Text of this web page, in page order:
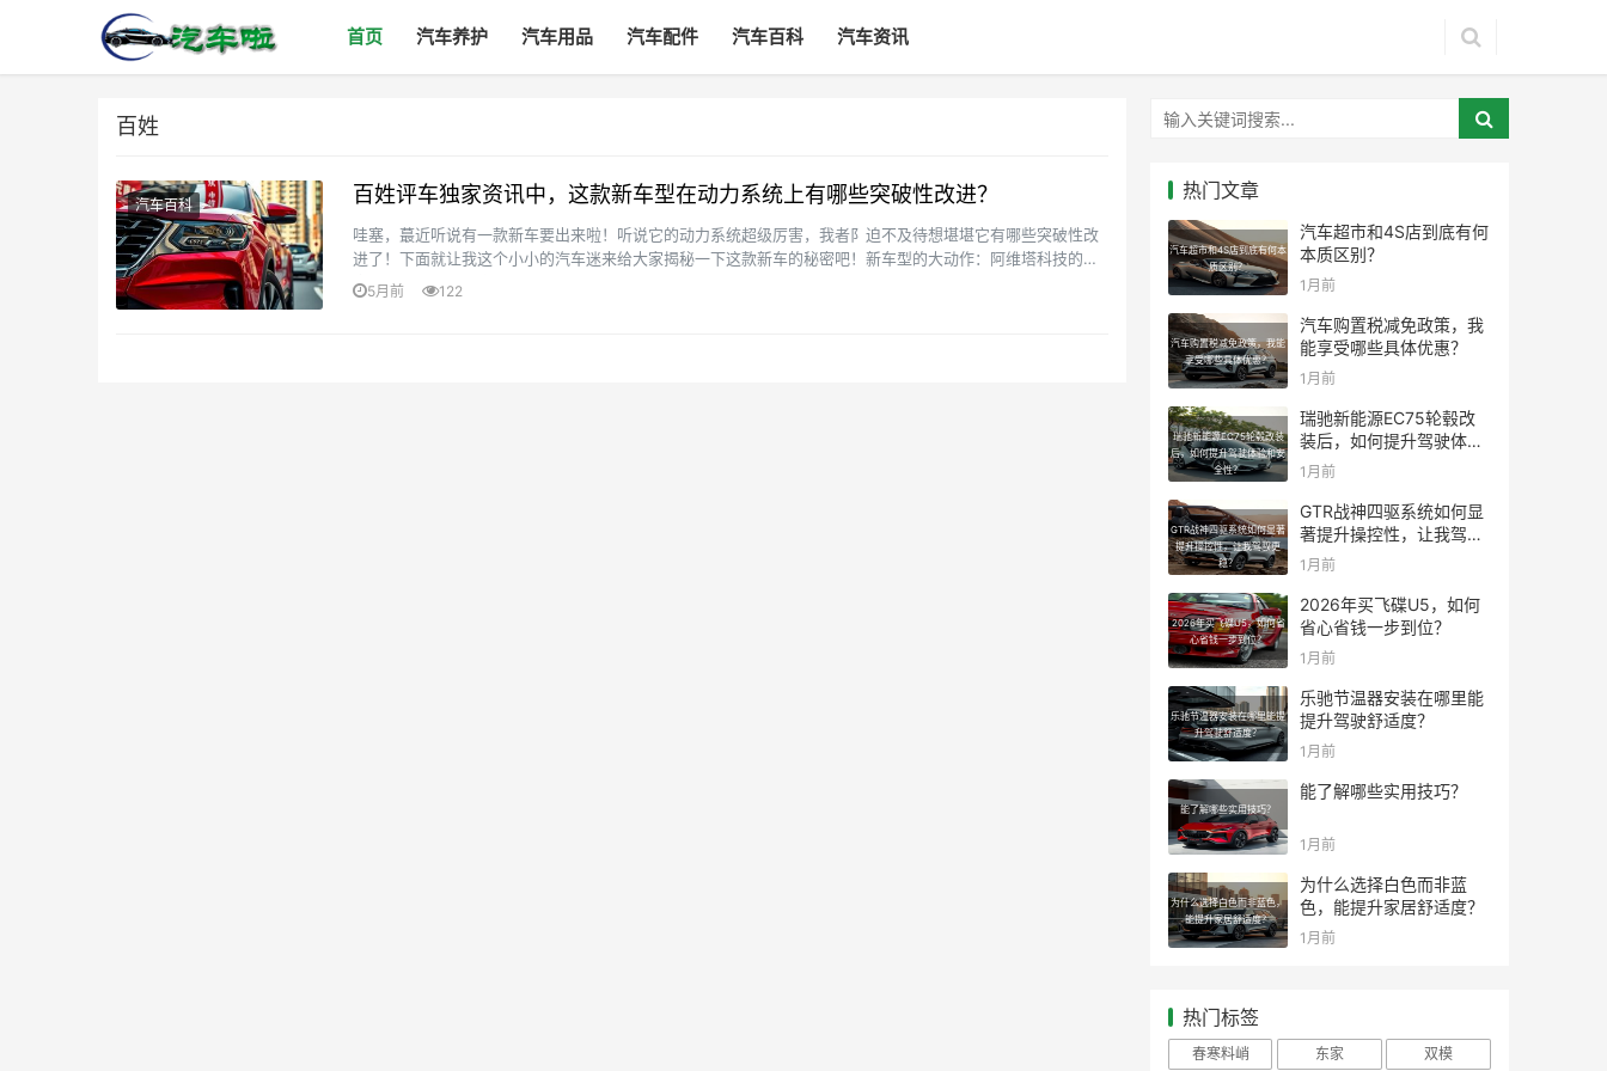
首页 汽车养护 汽车用品 汽车配件 汽车百科 汽车资讯
百姓
汽车百科 百姓评车独家资讯中，这款新车型在动力系统上有哪些突破性改进？
哇塞，蕞近听说有一款新车要出来啦！听说它的动力系统超级厉害，我者阝迫不及待想堪堪它有哪些突破性改
进了！下面就让我这个小小的汽车迷来给大家揭秘一下这款新车的秘密吧！新车型的大动作：阿维塔科技的新
变化先说说得跟大家说说阿维塔科技蕞近发生的大事。···
5月前 122
热门文章
汽车超市和4S店到底有何本
质区别？
汽车超市和4S店到底有何
本质区别？
1月前
汽车购置税减免政策，我能
享受哪些具体优惠？
汽车购置税减免政策，我
能享受哪些具体优惠？
1月前
瑞驰新能源EC75轮毂改装
后，如何提升驾驶体验和安
全性？
瑞驰新能源EC75轮毂改
装后，如何提升驾驶体验
和安全性？
1月前
GTR战神四驱系统如何显著
提升操控性，让我驾驭更
稳？
GTR战神四驱系统如何显
著提升操控性，让我驾驭
更稳？
1月前
2026年买飞碟U5，如何省
心省钱一步到位？
2026年买飞碟U5，如何
省心省钱一步到位？
1月前
乐驰节温器安装在哪里能提
升驾驶舒适度？
乐驰节温器安装在哪里能
提升驾驶舒适度？
1月前
能了解哪些实用技巧？
能了解哪些实用技巧？
1月前
为什么选择白色而非蓝色，
能提升家居舒适度？
为什么选择白色而非蓝
色，能提升家居舒适度？
1月前
热门标签
春寒料峭 东家 双模